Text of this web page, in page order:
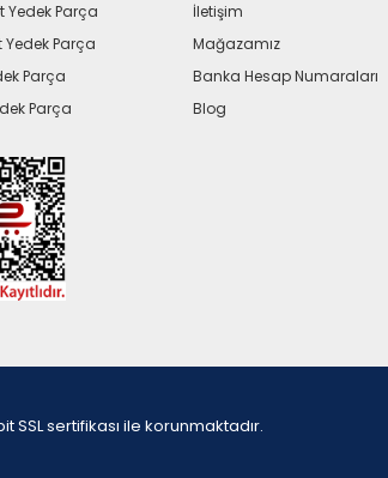
Yedek Parça
Yedek Parça
Parça
Parça
İletişim
Mağazamız
Banka Hesap Numaraları
Blog
sertifikası ile korunmaktadır.